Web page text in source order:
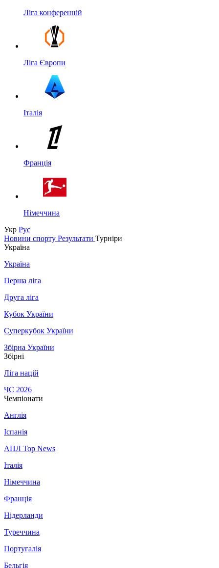
Ліга конференцій
Ліга Європи
Італія
Франція
Німеччина
Укр Рус
Новини спорту Результати Турніри
Україна
Україна
Перша ліга
Друга ліга
Кубок України
Суперкубок України
Збірна України
Збірні
Ліга націй
ЧС 2026
Чемпіонати
Англія
Іспанія
АПЛ Top News
Італія
Німеччина
Франція
Нідерланди
Туреччина
Португалія
Бельгія